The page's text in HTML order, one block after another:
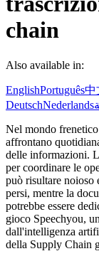
chain
Also available in:
EnglishPortuguês中
DeutschNederlands
Nel mondo
affrontano
delle informazioni.
per coordinare le
può risultare noioso
persi, mentre la
potrebbe essere
gioco Speechyou,
dall'intelligenza
della Supply Chain